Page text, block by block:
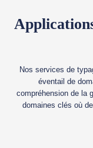
Nos services de
éventail de
compréhension de la
domaines clés où